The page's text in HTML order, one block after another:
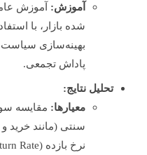
آموزش:آموزش عامل
شده بازار، با استفاده
پاداش تجمعی.
تحلیل نتایج:
معیارها:مقایسه
سنتی (مانند خرید و